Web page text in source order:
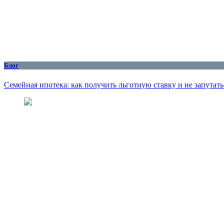
Блог
Семейная ипотека: как получить льготную ставку и не